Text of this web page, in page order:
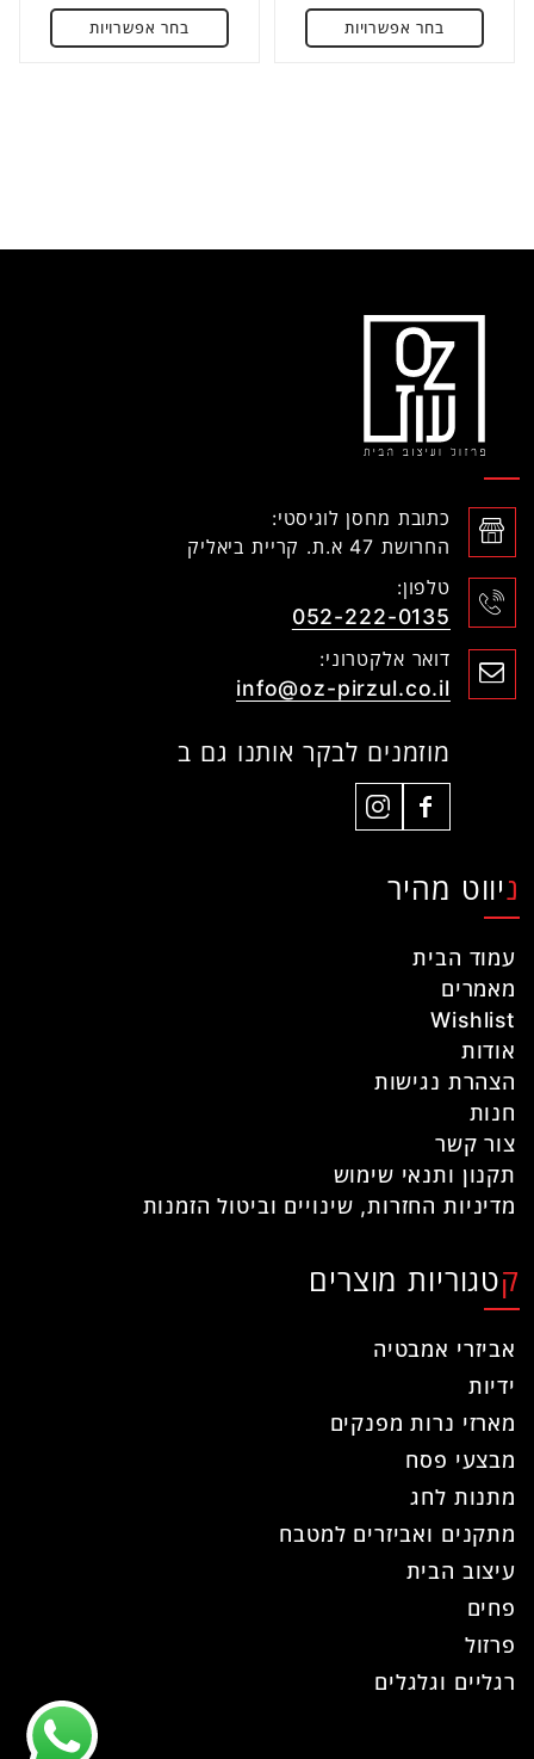
5
בחר אפשרויות
5
בחר אפשרויות
כתובת מחסן לוגיסטי:
החרושת 47 א.ת. קריית ביאליק
טלפון:
052-222-0135
דואר אלקטרוני:
info@oz-pirzul.co.il
מוזמנים לבקר אותנו גם ב
ניווט מהיר
עמוד הבית
מאמרים
Wishlist
אודות
הצהרת נגישות
חנות
צור קשר
תקנון ותנאי שימוש
מדיניות החזרות, שינויים וביטול הזמנות
קטגוריות מוצרים
אביזרי אמבטיה
ידיות
מארזי נרות מפנקים
מבצעי פסח
מתנות לחג
מתקנים ואביזרים למטבח
עיצוב הבית
פחים
פרזול
רגליים וגלגלים